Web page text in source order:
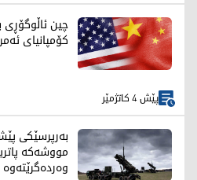
چین
کۆمپانیای
پێش 4 کاتژمێر
بەرپرسێکی
مووشەکە
وەردەگرێتەوە